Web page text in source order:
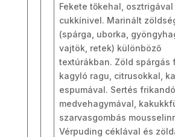
Fekete tőkehal, osztrigával
cukkínivel. Marinált
(spárga, uborka,
vajtök, retek) különböző
textúrákban. Zöld spárgás
kagyló ragu, citrusokkal,
espumával. Sertés frikandó
medvehagymával,
szarvasgombás
Vérpuding céklával és